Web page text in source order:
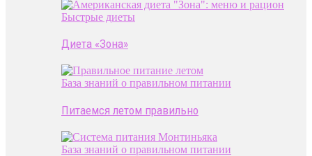
Быстрые диеты
Диета «Зона»
База знаний о правильном питании
Питаемся летом правильно
База знаний о правильном питании